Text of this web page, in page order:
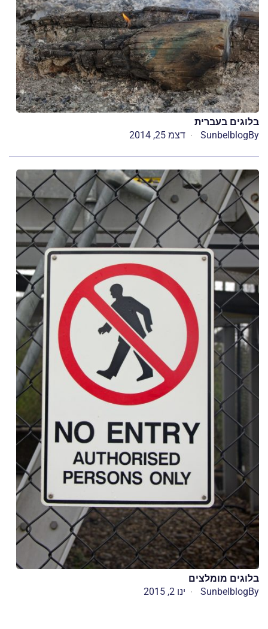
בלוגים בעברית
By
Sunbelblog דצמ 25, 2014
בלוגים מומלצים
By
Sunbelblog ינו 2, 2015